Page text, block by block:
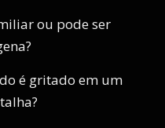
ou pode ser
é gritado em um